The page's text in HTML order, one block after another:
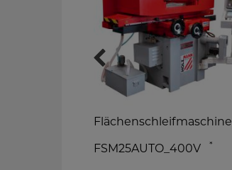
Flächenschleifmaschine
FSM25AUTO_400V
*